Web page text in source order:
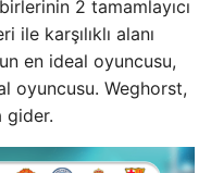
2 tamamlayıcı
karşılıklı alanı
en ideal oyuncusu,
oyuncusu. Weghorst,
gider.